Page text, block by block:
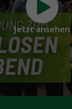
Jetzt ansehen